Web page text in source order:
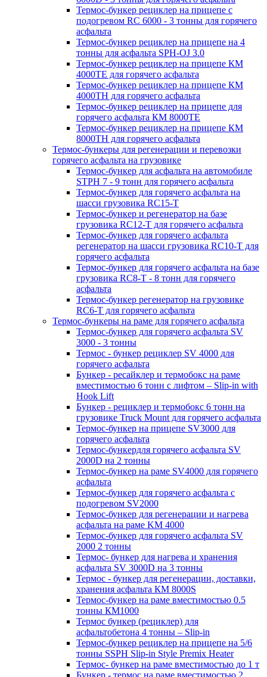
Термос-бункер рециклер на прицепе с
подогревом RC 6000 - 3 тонны для горячего
асфальта
Термос-бункер рециклер на прицепе на 4
тонны для асфальта SPH-OJ 3.0
Термос-бункер рециклер на прицепе КМ
4000ТЕ для горячего асфальта
Термос-бункер рециклер на прицепе КМ
4000ТН для горячего асфальта
Термос-бункер рециклер на прицепе для
горячего асфальта КМ 8000ТЕ
Термос-бункер рециклер на прицепе КМ
8000ТH для горячего асфальта
Термос-бункеры для регенерации и перевозки
горячего асфальта на грузовике
Термос-бункер для асфальта на автомобиле
STPH 7 - 9 тонн для горячего асфальта
Термос-бункер для горячего асфальта на
шасси грузовика RC15-T
Термос-бункер и регенератор на базе
грузовика RC12-T для горячего асфальта
Термос-бункер для горячего асфальта
регенератор на шасси грузовика RC10-T для
горячего асфальта
Термос-бункер для горячего асфальта на базе
грузовика RC8-T - 8 тонн для горячего
асфальта
Термос-бункер регенератор на грузовикe
RC6-T для горячего асфальта
Термос-бункеры на раме для горячего асфальта
Термос-бункер для горячего асфальта SV
3000 - 3 тонны
Термос - бункер рециклер SV 4000 для
горячего асфальта
Бункер - ресайклер и термобокс на раме
вместимостью 6 тонн с лифтом – Slip-in with
Hook Lift
Бункер - рециклер и термобокс 6 тонн на
грузовике Truck Mount для горячего асфальта
Термос-бункер на прицепе SV3000 для
горячего асфальта
Термос-бункердля горячего асфальта SV
2000D на 2 тонны
Термос-бункер на раме SV4000 для горячего
асфальта
Термос-бункер для горячего асфальта с
подогревом SV2000
Термос-бункер для регенерации и нагрева
асфальта на раме KM 4000
Термос-бункер для горячего асфальта SV
2000 2 тонны
Термос- бункер для нагрева и хранения
асфальта SV 3000D на 3 тонны
Термос - бункер для регенерации, доставки,
хранения асфальта КМ 8000S
Термос-бункер на раме вместимостью 0.5
тонны КМ1000
Термос бункер (рециклер) для
асфальтобетона 4 тонны – Slip-in
Термос-бункер рециклер на прицепе на 5/6
тонны SSPH Slip-in Style Premix Heater
Термос- бункер на раме вместимостью до 1 т
Бункер - термос на раме вместимостью 2